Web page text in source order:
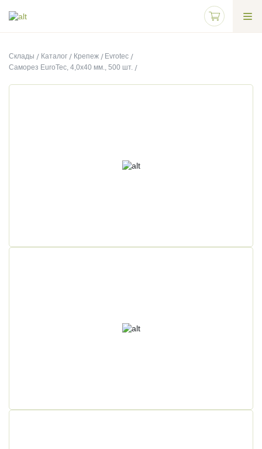
Склады Каталог Крепеж
Evrotec
Саморез EuroTec, 4,0х40 мм., 500 шт.